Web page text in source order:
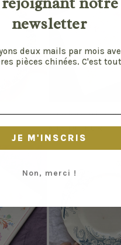
Longchamp tulipe
Regular
price
€15,00 EUR
newsletter
deux mails par mois
pièces chinées. C'est
JE M'INSCRIS
Non, merci !